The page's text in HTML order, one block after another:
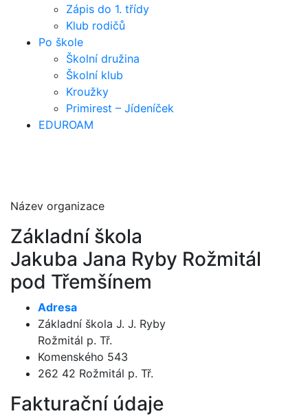
Zápis do 1. třídy
Klub rodičů
Po škole
Školní družina
Školní klub
Kroužky
Primirest – Jídeníček
EDUROAM
Název organizace
Základní škola
Jakuba Jana Ryby Rožmitál
pod Třemšínem
Adresa
Základní škola J. J. Ryby
Rožmitál p. Tř.
Komenského 543
262 42 Rožmitál p. Tř.
Fakturační údaje